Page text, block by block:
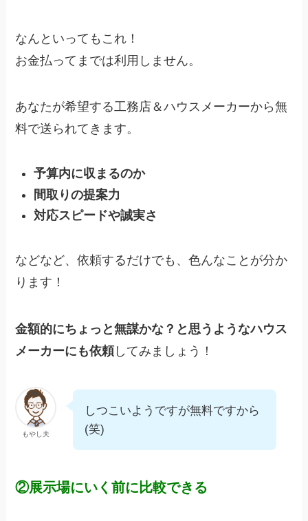
なんといってもこれ！
お金払ってまでは利用しません。
あなたが希望する工務店＆ハウスメーカーから無
料で送られてきます。
予算内に収まるのか
間取りの提案力
対応スピードや誠実さ
などなど、依頼するだけでも、色んなことが分か
ります！
金額的にちょっと無謀かな？と思うようなハウス
メーカーにも依頼してみましょう！
もやし夫
しつこいようですが無料ですから
(笑)
②展示場にいく前に比較できる